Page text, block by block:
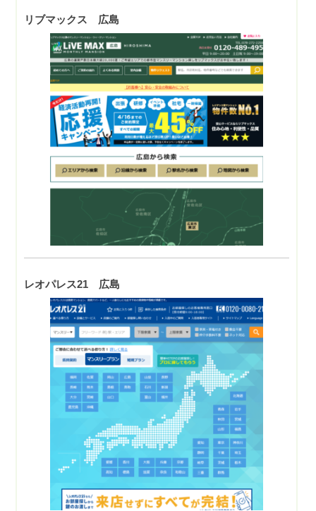
リブマックス 広島
レオパレス21 広島